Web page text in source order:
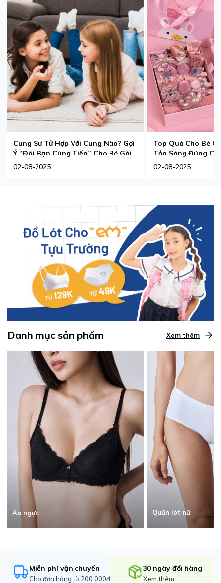
Cung Sư Tử Hợp Với Cung Nào? Gợi
Ý “Đôi Bạn Cùng Tiến” Cho Bé Gái
02-08-2025
Top Quà Cho Bé
Tỏa Sáng Đúng
02-08-2025
Danh mục sản phẩm Xem thêm
Áo ngực Quần lót nữ
Miễn phí vận chuyển
Cho đơn hàng từ 200.000đ
30 ngày đổi hàng
Xem thêm